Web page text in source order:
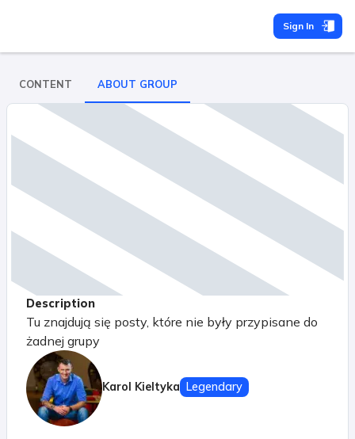
Sign In
CONTENT ABOUT GROUP
Description
Tu znajdują się posty, które nie były przypisane do
żadnej grupy
Karol Kieltyka Legendary